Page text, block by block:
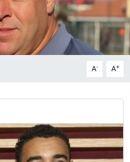
A- A+